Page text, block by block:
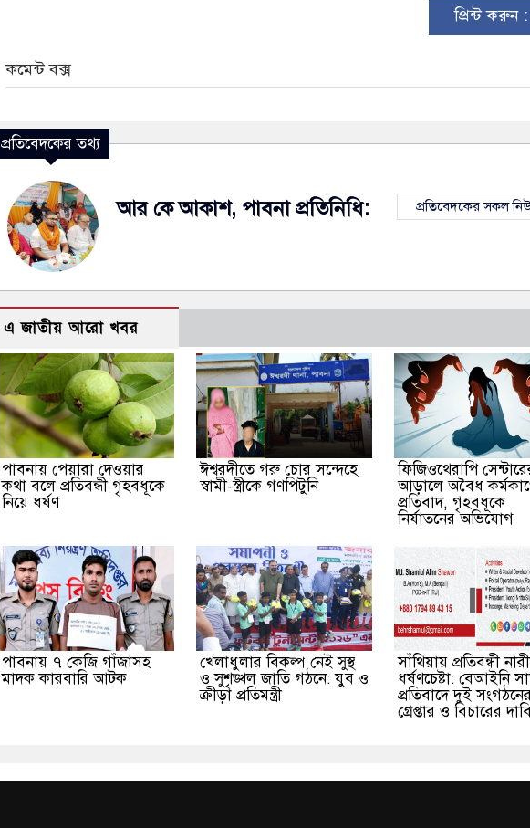
প্রিন্ট করুন :
কমেন্ট বক্স
প্রতিবেদকের তথ্য
আর কে আকাশ, পাবনা প্রতিনিধি: প্রতিবেদকের সকল
এ জাতীয় আরো খবর
পাবনায় পেয়ারা দেওয়ার
কথা বলে প্রতিবন্ধী গৃহবধূকে
নিয়ে ধর্ষণ
ঈশ্বরদীতে গরু চোর সন্দেহে
স্বামী-স্ত্রীকে গণপিটুনি
ফিজিওথেরাপি
আড়ালে অবৈধ
প্রতিবাদ, গৃহবধূকে
নির্যাতনের অভিযোগ
পাবনায় ৭ কেজি গাঁজাসহ
মাদক কারবারি আটক
খেলাধুলার বিকল্প নেই সুস্থ
ও সুশৃঙ্খল জাতি গঠনে: যুব ও
ক্রীড়া প্রতিমন্ত্রী
সাঁথিয়ায় প্রতিবন্ধী
ধর্ষণচেষ্টা: বেআইনি
প্রতিবাদে দুই
গ্রেপ্তার ও বিচারের